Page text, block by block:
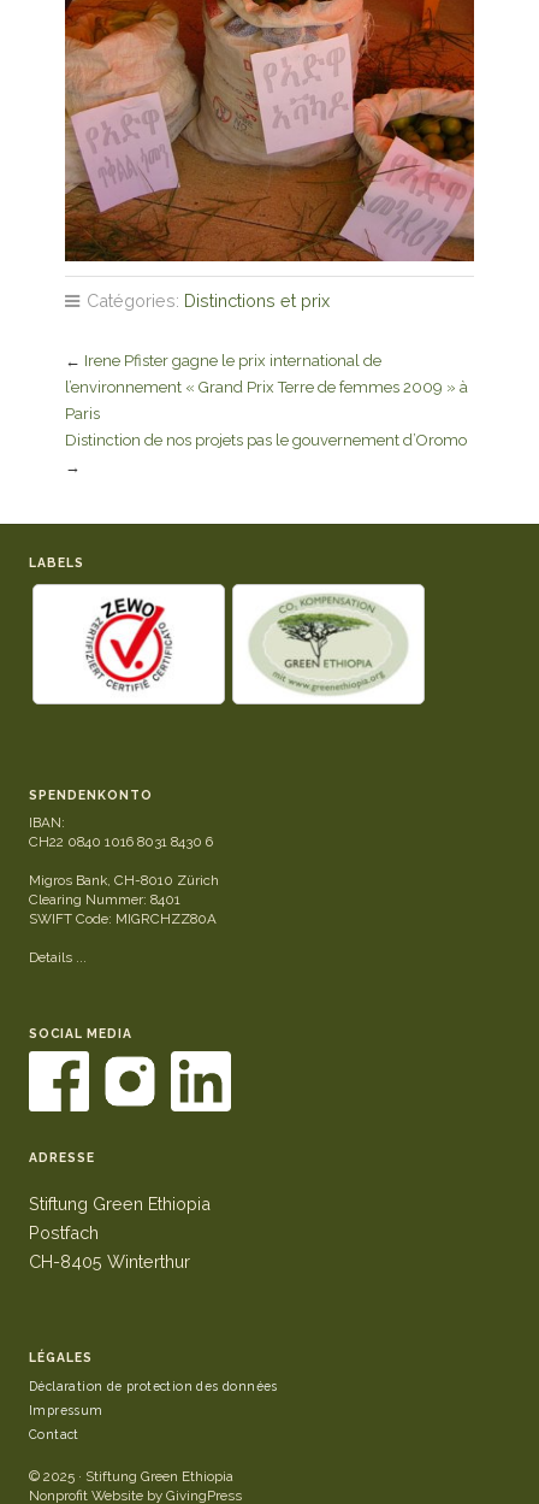
Catégories: Distinctions et prix
← Irene Pfister gagne le prix international de
l’environnement « Grand Prix Terre de femmes 2009 » à
Paris
Distinction de nos projets pas le gouvernement d’Oromo
→
LABELS
SPENDENKONTO
IBAN:
CH22 0840 1016 8031 8430 6
Migros Bank, CH-8010 Zürich
Clearing Nummer: 8401
SWIFT Code: MIGRCHZZ80A
Details ...
SOCIAL MEDIA
ADRESSE
Stiftung Green Ethiopia
Postfach
CH-8405 Winterthur
LÉGALES
Déclaration de protection des données
Impressum
Contact
© 2025 · Stiftung Green Ethiopia
Nonprofit Website by GivingPress